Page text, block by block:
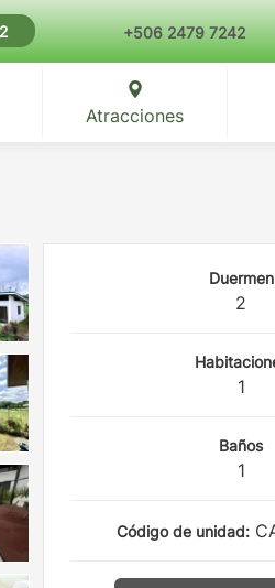
Atracciones
+506 2479 7242
Duermen
2
1
Baños
1
Código de unidad: